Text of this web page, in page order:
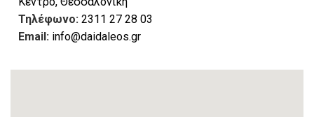
Τηλέφωνο: 2311 27 28 03
Email: info@daidaleos.gr